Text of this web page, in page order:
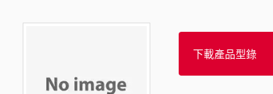
下載產品型錄